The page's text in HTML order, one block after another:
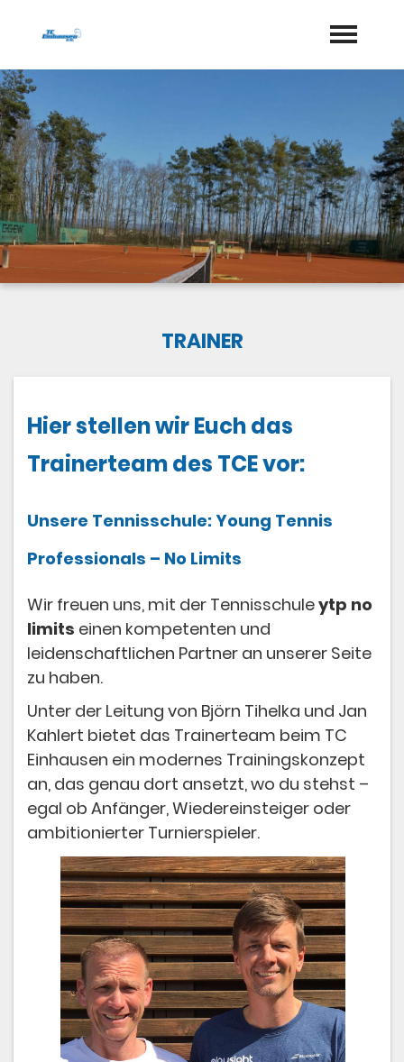
Aktuelles
Termine
Geschichte
Jugend
TRAINER
Hier stellen wir Euch das
Trainerteam des TCE vor:
Unsere Tennisschule: Young Tennis
Professionals – No Limits
Wir freuen uns, mit der Tennisschuleytp no
limits einen kompetenten und
leidenschaftlichen Partner an unserer Seite
zu haben.
Unter der Leitung von Björn Tihelka und Jan
Kahlert bietet das Trainerteam beim TC
Einhausen ein modernes Trainingskonzept
an, das genau dort ansetzt, wo du stehst –
egal ob Anfänger, Wiedereinsteiger oder
ambitionierter Turnierspieler.